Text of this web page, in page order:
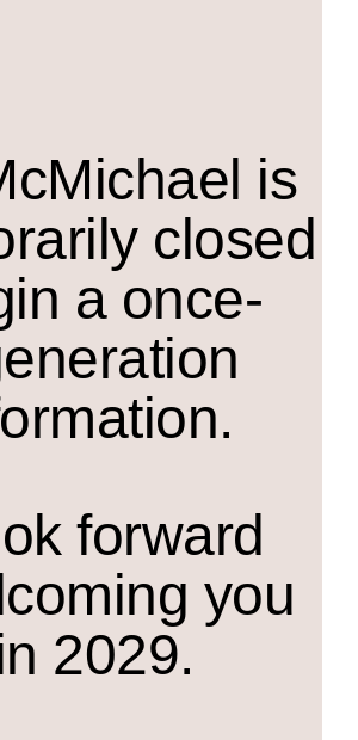
cMichael is
closed
a once-
forward
you
2029.